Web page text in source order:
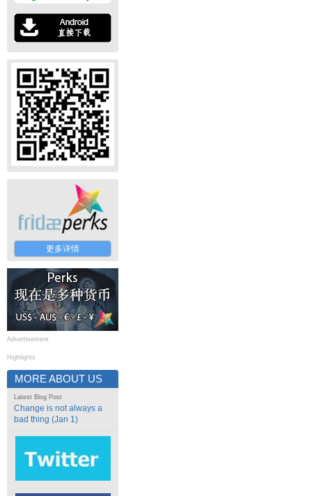
更多详情
Advertisement
Highlights
MORE ABOUT US
Latest Blog Post
Change is not always a
bad thing (Jan 1)